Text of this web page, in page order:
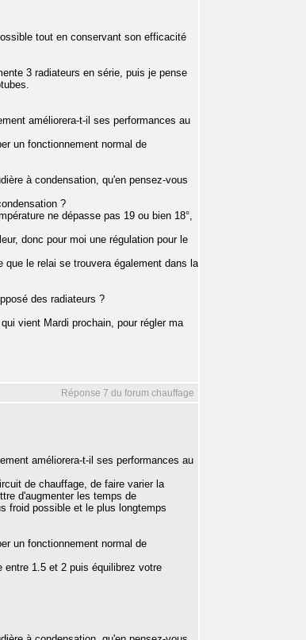
tout en conservant son efficacité
3 radiateurs en série, puis je pense
améliorera-t-il ses performances au
un fonctionnement normal de
à condensation, qu'en pensez-vous
?
ne dépasse pas 19 ou bien 18°,
donc pour moi une régulation pour le
le relai se trouvera également dans la
des radiateurs ?
vient Mardi prochain, pour régler ma
Réponse 7 du forum chauffage
améliorera-t-il ses performances au
de chauffage, de faire varier la
d'augmenter les temps de
froid possible et le plus longtemps
un fonctionnement normal de
1.5 et 2 puis équilibrez votre